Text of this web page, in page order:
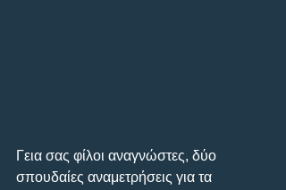
Γεια σας φίλοι αναγνώστες, δύο
σπουδαίες αναμετρήσεις για τα